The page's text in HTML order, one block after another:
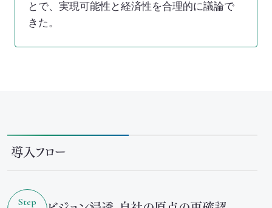
とで、実現可能性と経済性を合理的に議論で
きた。
導入フロー
Step